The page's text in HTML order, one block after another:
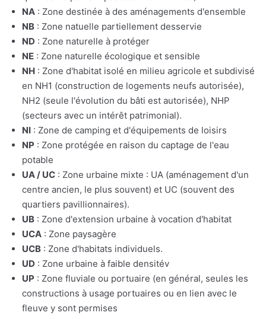
NA : Zone destinée à des aménagements d'ensemble
NB : Zone natuelle partiellement desservie
ND : Zone naturelle à protéger
NE : Zone naturelle écologique et sensible
NH : Zone d'habitat isolé en milieu agricole et subdivisé
en NH1 (construction de logements neufs autorisée),
NH2 (seule l'évolution du bâti est autorisée), NHP
(secteurs avec un intérêt patrimonial).
NI : Zone de camping et d'équipements de loisirs
NP : Zone protégée en raison du captage de l'eau
potable
UA / UC : Zone urbaine mixte : UA (aménagement d'un
centre ancien, le plus souvent) et UC (souvent des
quartiers pavillionnaires).
UB : Zone d'extension urbaine à vocation d'habitat
UCA : Zone paysagère
UCB : Zone d'habitats individuels.
UD : Zone urbaine à faible densitév
UP : Zone fluviale ou portuaire (en général, seules les
constructions à usage portuaires ou en lien avec le
fleuve y sont permises